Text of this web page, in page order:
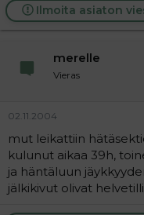
Ilmoita asiaton
merelle
Vieras
02.11.2004
mut leikattiin
kulunut aikaa 39h,
ja häntäluun
jälkikivut olivat